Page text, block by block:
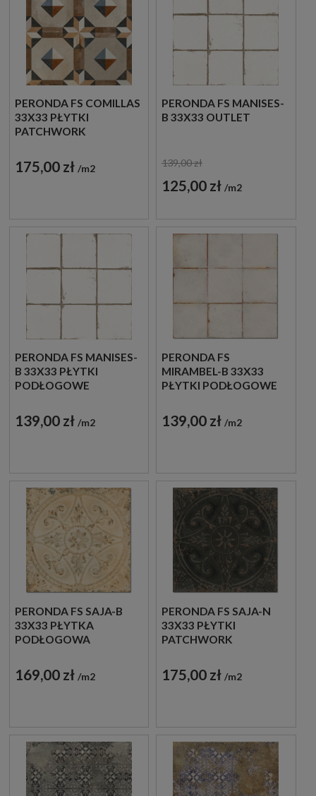
PERONDA FS COMILLAS
33X33 PŁYTKI
PATCHWORK
175,00 zł m2
PERONDA FS MANISES-
B 33X33 OUTLET
139,00 zł
125,00 zł m2
PERONDA FS MANISES-
B 33X33 PŁYTKI
PODŁOGOWE
139,00 zł m2
PERONDA FS
MIRAMBEL-B 33X33
PŁYTKI PODŁOGOWE
139,00 zł m2
PERONDA FS SAJA-B
33X33 PŁYTKA
PODŁOGOWA
169,00 zł m2
PERONDA FS SAJA-N
33X33 PŁYTKI
PATCHWORK
175,00 zł m2